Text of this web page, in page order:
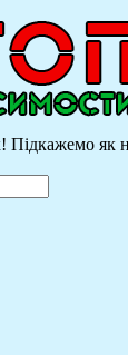
як